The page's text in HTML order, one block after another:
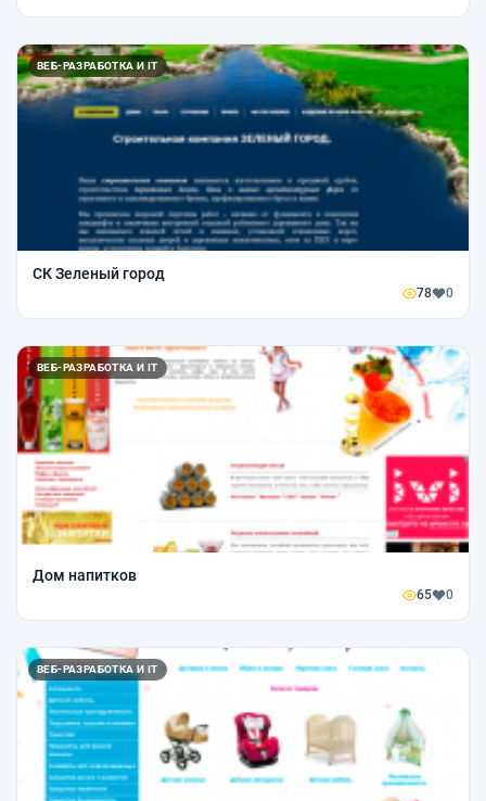
ВЕБ-РАЗРАБОТКА И IT
СК Зеленый город
78 0
ВЕБ-РАЗРАБОТКА И IT
Дом напитков
65 0
ВЕБ-РАЗРАБОТКА И IT